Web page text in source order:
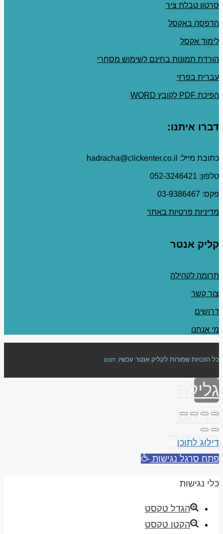
סרטון טבלת ציר
הדפסה באקסל
לימוד אקסל
הורדת תמונות בחינם לשימוש מסחרי
עברית בפרזי
הפיכת PDF לקובץ WORD
דברו איתנו:
כתובת מייל: hadracha@clickenter.co.il
טלפון: 052-3246421
פקס: 03-9386467
מדיניות פרטיות באתר
קליק אנטר
תרומה לקהילה
צור קשר
דרושים
מי אנחנו
כל הזכויות שמורות לקליק אנטר עכשיו, 2017
גלילה
לראש
העמוד
דילוג לתוכן
פתח סרגל נגישות
כלי נגישות
הגדל טקסט
הקטן טקסט